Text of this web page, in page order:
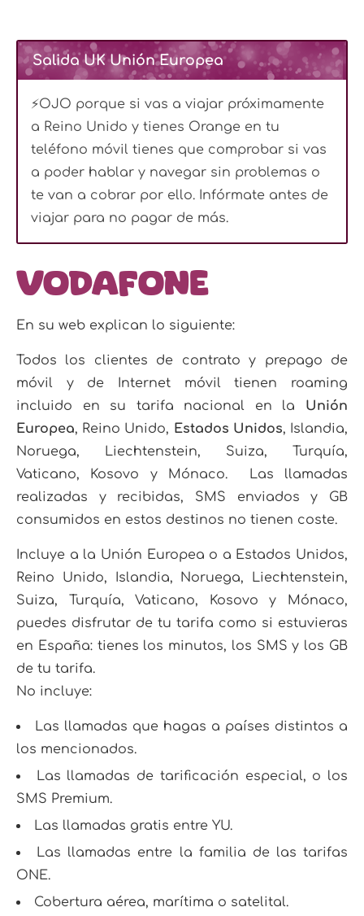
Salida UK Unión Europea
⚡OJO porque si vas a viajar próximamente
a Reino Unido y tienes Orange en tu
teléfono móvil tienes que comprobar si vas
a poder hablar y navegar sin problemas o
te van a cobrar por ello. Infórmate antes de
viajar para no pagar de más.
Vodafone
En su web explican lo siguiente:
Todos los clientes de contrato y prepago de
móvil y de Internet móvil tienen roaming
incluido en su tarifa nacional en la Unión
Europea, Reino Unido, Estados Unidos, Islandia,
Noruega, Liechtenstein, Suiza, Turquía,
Vaticano, Kosovo y Mónaco. Las llamadas
realizadas y recibidas, SMS enviados y GB
consumidos en estos destinos no tienen coste.
Incluye a la Unión Europea o a Estados Unidos,
Reino Unido, Islandia, Noruega, Liechtenstein,
Suiza, Turquía, Vaticano, Kosovo y Mónaco,
puedes disfrutar de tu tarifa como si estuvieras
en España: tienes los minutos, los SMS y los GB
de tu tarifa.
No incluye:
Las llamadas que hagas a países distintos a
los mencionados.
Las llamadas de tarificación especial, o los
SMS Premium.
Las llamadas gratis entre YU.
Las llamadas entre la familia de las tarifas
ONE.
Cobertura aérea, marítima o satelital.